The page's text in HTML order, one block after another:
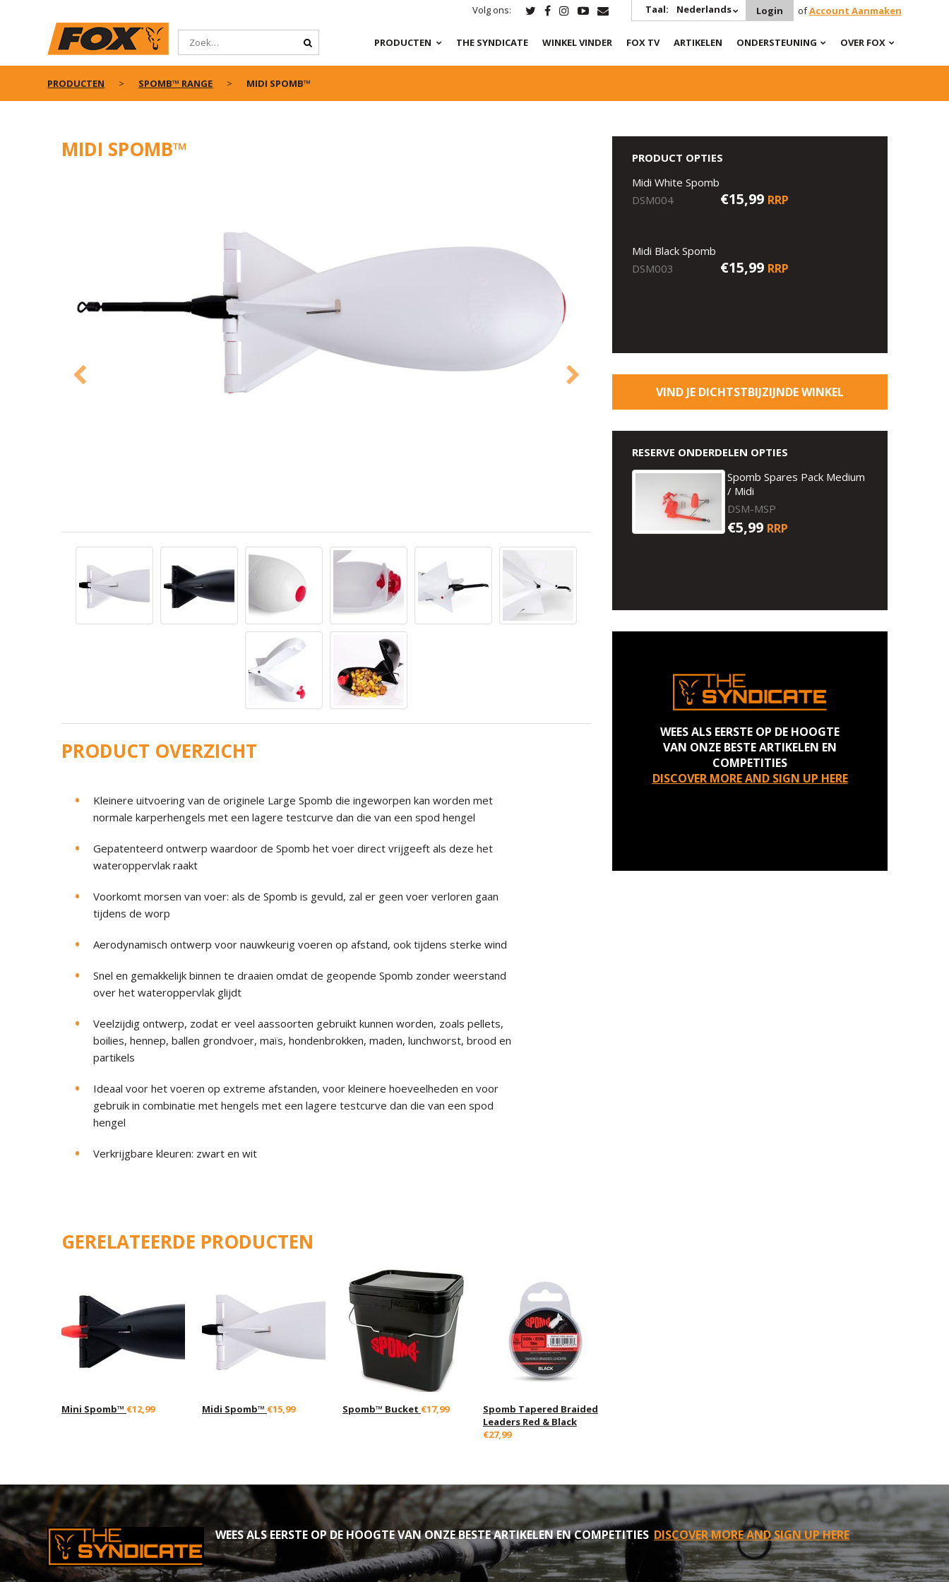
Volg ons: Taal: Nederlands Login ofAccount Aanmaken
PRODUCTEN THE SYNDICATE WINKEL VINDER FOX TV ARTIKELEN ONDERSTEUNING OVER FOX
PRODUCTEN SPOMB™ RANGE MIDI SPOMB™
MIDI SPOMB™
PRODUCT OVERZICHT
Kleinere uitvoering van de originele Large Spomb die ingeworpen kan worden met
normale karperhengels met een lagere testcurve dan die van een spod hengel
Gepatenteerd ontwerp waardoor de Spomb het voer direct vrijgeeft als deze het
wateroppervlak raakt
Voorkomt morsen van voer: als de Spomb is gevuld, zal er geen voer verloren gaan
tijdens de worp
Aerodynamisch ontwerp voor nauwkeurig voeren op afstand, ook tijdens sterke wind
Snel en gemakkelijk binnen te draaien omdat de geopende Spomb zonder weerstand
over het wateroppervlak glijdt
Veelzijdig ontwerp, zodat er veel aassoorten gebruikt kunnen worden, zoals pellets,
boilies, hennep, ballen grondvoer, maïs, hondenbrokken, maden, lunchworst, brood en
partikels
Ideaal voor het voeren op extreme afstanden, voor kleinere hoeveelheden en voor
gebruik in combinatie met hengels met een lagere testcurve dan die van een spod
hengel
Verkrijgbare kleuren: zwart en wit
PRODUCT OPTIES
Midi White Spomb
DSM004
€15,99 RRP
Midi Black Spomb
DSM003
€15,99 RRP
VIND JE DICHTSTBIJZIJNDE WINKEL
RESERVE ONDERDELEN OPTIES
Spomb Spares Pack Medium
/ Midi
DSM-MSP
€5,99 RRP
WEES ALS EERSTE OP DE HOOGTE
VAN ONZE BESTE ARTIKELEN EN
COMPETITIES
DISCOVER MORE AND SIGN UP HERE
GERELATEERDE PRODUCTEN
Mini Spomb™ €12,99 Midi Spomb™ €15,99 Spomb™ Bucket €17,99
Spomb Tapered Braided
Leaders Red & Black
€27,99
WEES ALS EERSTE OP DE HOOGTE VAN ONZE BESTE ARTIKELEN EN COMPETITIES DISCOVER MORE AND SIGN UP HERE